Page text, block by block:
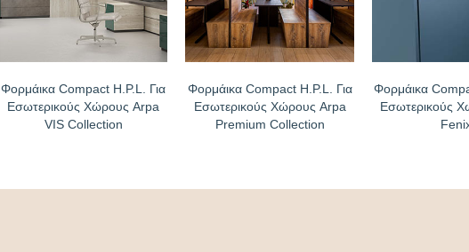
Φορμάικα Compact H.P.L. Για
Εσωτερικούς Χώρους Arpa
VIS Collection
Φορμάικα Compact H.P.L. Για
Εσωτερικούς Χώρους Arpa
Premium Collection
Φορμάικα
Εσωτερικούς